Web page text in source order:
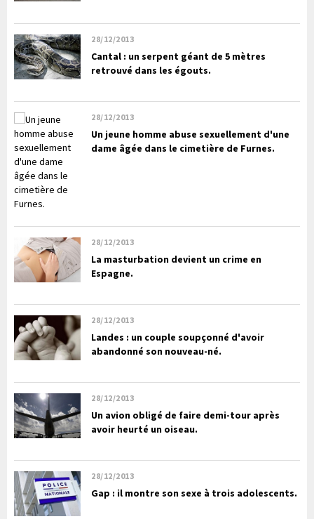
28/12/2013
Cantal : un serpent géant de 5 mètres
retrouvé dans les égouts.
28/12/2013
Un jeune homme abuse sexuellement d'une
dame âgée dans le cimetière de Furnes.
28/12/2013
La masturbation devient un crime en
Espagne.
28/12/2013
Landes : un couple soupçonné d'avoir
abandonné son nouveau-né.
28/12/2013
Un avion obligé de faire demi-tour après
avoir heurté un oiseau.
28/12/2013
Gap : il montre son sexe à trois adolescents.